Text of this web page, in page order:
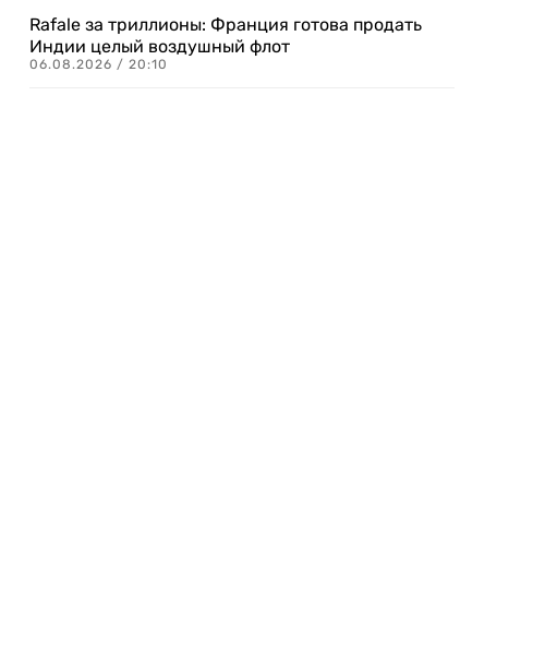
Rafale за триллионы: Франция готова продать
Индии целый воздушный флот
06.08.2026 / 20:10